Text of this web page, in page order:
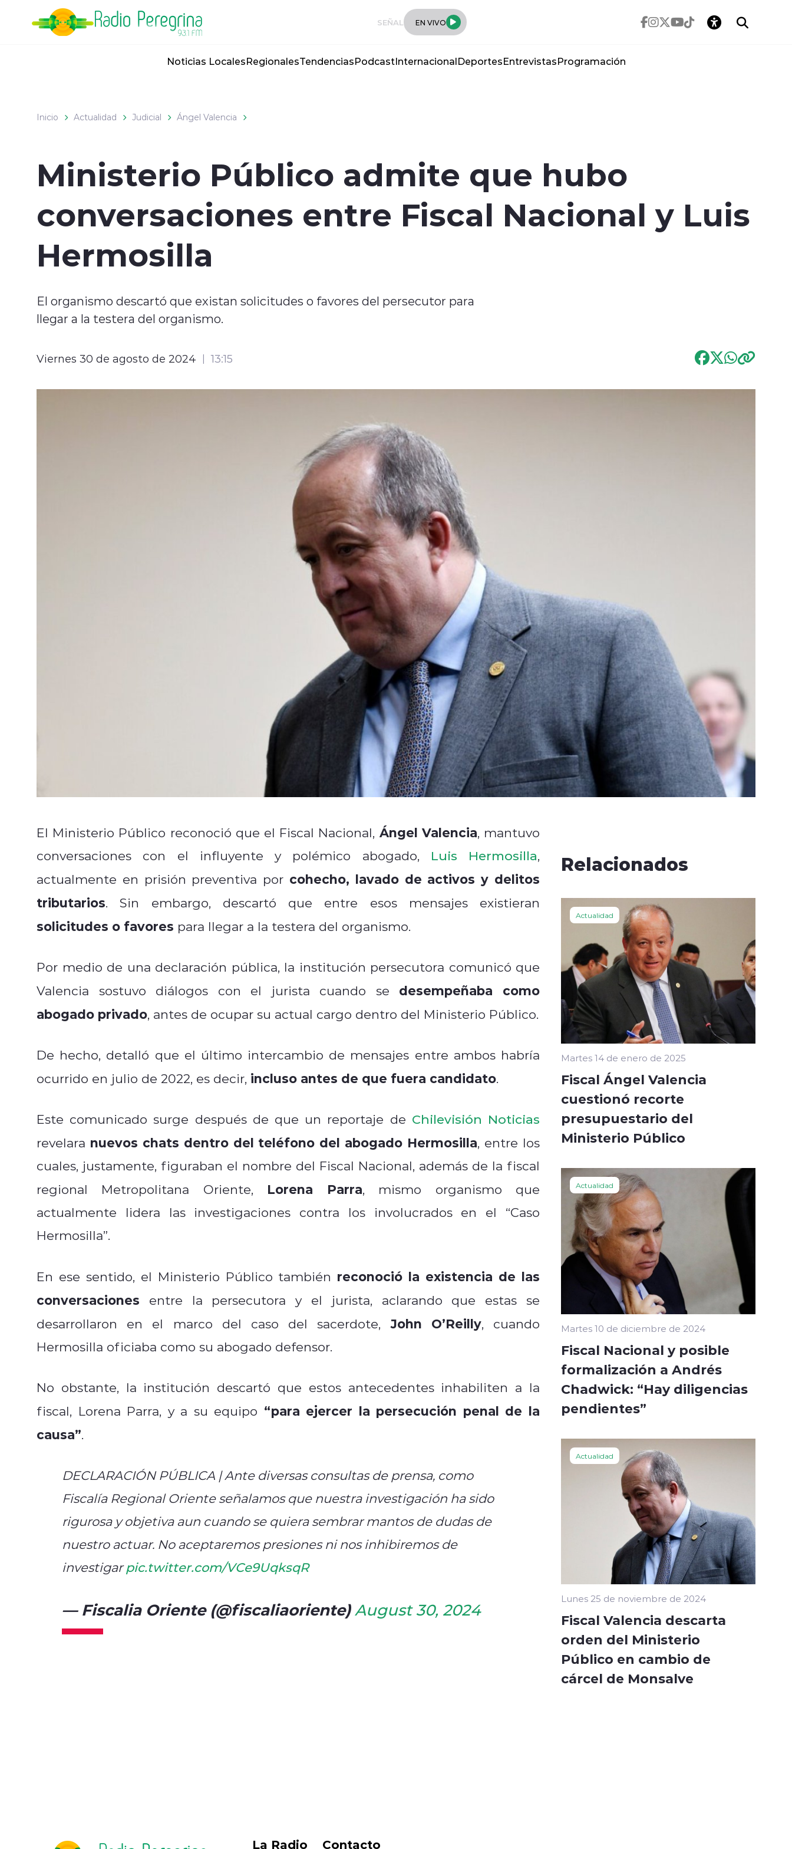
SEÑAL EN VIVO
Noticias LocalesRegionalesTendenciasPodcastInternacionalDeportesEntrevistasProgramación
Inicio Actualidad Judicial Ángel Valencia
Ministerio Público admite que hubo
conversaciones entre Fiscal Nacional y Luis
Hermosilla
El organismo descartó que existan solicitudes o favores del persecutor para
llegar a la testera del organismo.
Viernes 30 de agosto de 2024 13:15
El Ministerio Público reconoció que el Fiscal Nacional, Ángel Valencia, mantuvo
conversaciones con el influyente y polémico abogado, Luis Hermosilla,
actualmente en prisión preventiva por cohecho, lavado de activos y delitos
tributarios. Sin embargo, descartó que entre esos mensajes existieran
solicitudes o favores para llegar a la testera del organismo.
Por medio de una declaración pública, la institución persecutora comunicó que
Valencia sostuvo diálogos con el jurista cuando se desempeñaba como
abogado privado, antes de ocupar su actual cargo dentro del Ministerio Público.
De hecho, detalló que el último intercambio de mensajes entre ambos habría
ocurrido en julio de 2022, es decir, incluso antes de que fuera candidato.
Este comunicado surge después de que un reportaje de Chilevisión Noticias
revelara nuevos chats dentro del teléfono del abogado Hermosilla, entre los
cuales, justamente, figuraban el nombre del Fiscal Nacional, además de la fiscal
regional Metropolitana Oriente, Lorena Parra, mismo organismo que
actualmente lidera las investigaciones contra los involucrados en el “Caso
Hermosilla”.
En ese sentido, el Ministerio Público también reconoció la existencia de las
conversaciones entre la persecutora y el jurista, aclarando que estas se
desarrollaron en el marco del caso del sacerdote,John O’Reilly, cuando
Hermosilla oficiaba como su abogado defensor.
No obstante, la institución descartó que estos antecedentes inhabiliten a la
fiscal, Lorena Parra, y a su equipo “para ejercer la persecución penal de la
causa”.
DECLARACIÓN PÚBLICA | Ante diversas consultas de prensa, como
Fiscalía Regional Oriente señalamos que nuestra investigación ha sido
rigurosa y objetiva aun cuando se quiera sembrar mantos de dudas de
nuestro actuar. No aceptaremos presiones ni nos inhibiremos de
investigarpic.twitter.com/VCe9UqksqR
— Fiscalia Oriente (@fiscaliaoriente) August 30, 2024
Relacionados
Actualidad
Martes 14 de enero de 2025
Fiscal Ángel Valencia
cuestionó recorte
presupuestario del
Ministerio Público
Actualidad
Martes 10 de diciembre de 2024
Fiscal Nacional y posible
formalización a Andrés
Chadwick: “Hay diligencias
pendientes”
Actualidad
Lunes 25 de noviembre de 2024
Fiscal Valencia descarta
orden del Ministerio
Público en cambio de
cárcel de Monsalve
La Radio Contacto